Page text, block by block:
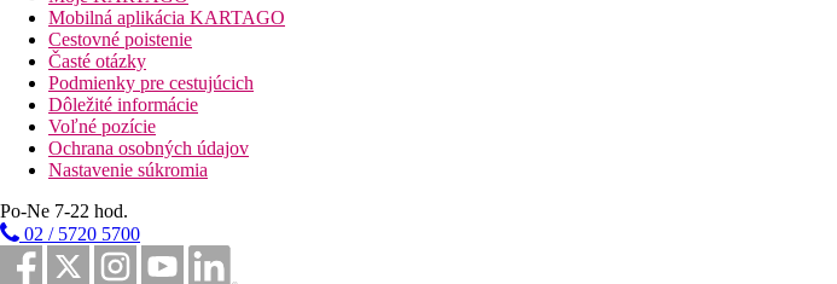
Mobilná aplikácia KARTAGO
Cestovné poistenie
Časté otázky
Podmienky pre cestujúcich
Dôležité informácie
Voľné pozície
Ochrana osobných údajov
Nastavenie súkromia
Po-Ne 7-22 hod.
02 / 5720 5700